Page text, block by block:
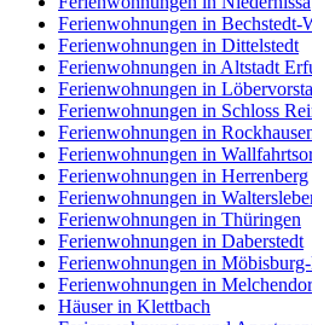
Ferienwohnungen in Bechstedt-
Ferienwohnungen in Dittelstedt
Ferienwohnungen in Altstadt
Ferienwohnungen in
Ferienwohnungen in Schloss
Ferienwohnungen in
Ferienwohnungen in
Ferienwohnungen in Herrenberg
Ferienwohnungen in
Ferienwohnungen in Thüringen
Ferienwohnungen in Daberstedt
Ferienwohnungen in
Ferienwohnungen in
Häuser in Klettbach